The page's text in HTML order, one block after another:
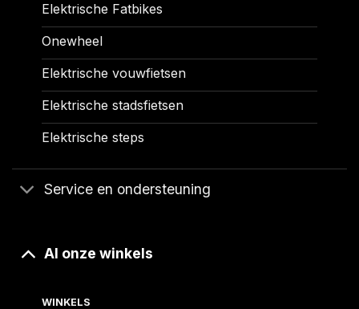
Elektrische Fatbikes
Onewheel
Elektrische vouwfietsen
Elektrische stadsfietsen
Elektrische steps
Service en ondersteuning
Al onze winkels
WINKELS